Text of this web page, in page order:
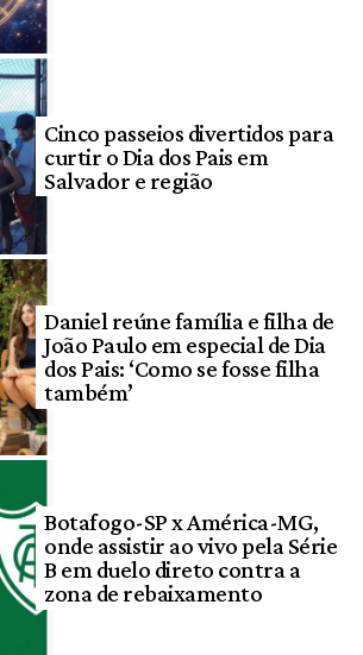
Cinco passeios divertidos para
curtir o Dia dos Pais em
Salvador e região
Daniel reúne família e filha de
João Paulo em especial de Dia
dos Pais: ‘Como se fosse filha
também’
Botafogo-SP x América-MG,
onde assistir ao vivo pela Série
B em duelo direto contra a
zona de rebaixamento